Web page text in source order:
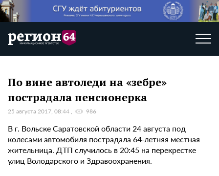
По вине автоледи на «зебре»
пострадала пенсионерка
25 августа 2017, 08:44 986
В г. Вольске Саратовской области 24 августа под
колесами автомобиля пострадала 64-летняя местная
жительница. ДТП случилось в 20:45 на перекрестке
улиц Володарского и Здравоохранения.